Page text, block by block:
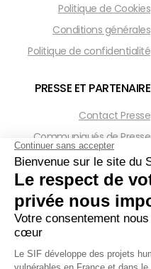
Politique de Cookies
Conditions générales
Politique de confidentialité
PRESSE ET PARTENAIRE
Contact Presse
Communiqués de Presse
Actualités Presse
Sponsoring et Mécénat